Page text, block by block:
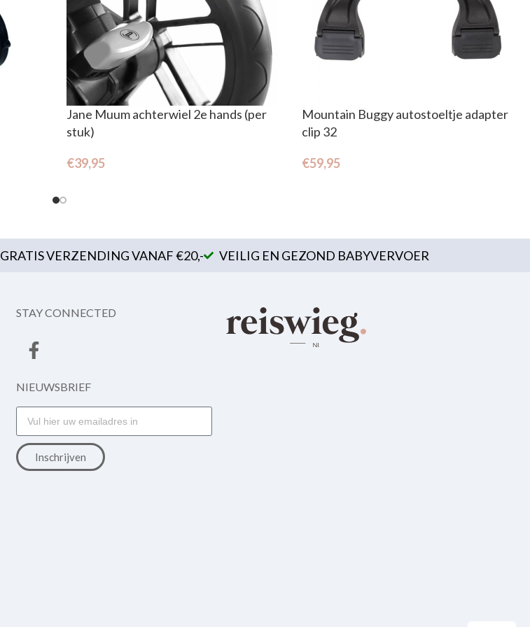
Jane Muum achterwiel 2e hands (per
stuk)
€39,95
Mountain Buggy autostoeltje adapter
clip 32
€59,95
GRATIS VERZENDING VANAF €20,- VEILIG EN GEZOND BABYVERVOER
STAY CONNECTED
NIEUWSBRIEF
Inschrijven